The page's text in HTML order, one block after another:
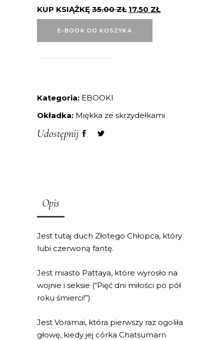
KUP KSIĄŻKĘ 35.00ZŁ 17.50 ZŁ
E-BOOK DO KOSZYKA
Kategoria: EBOOKI
Okładka: Miękka ze skrzydełkami
Udostępnij
Opis
Jest tutaj duch Złotego Chłopca, który
lubi czerwoną fantę.
Jest miasto Pattaya, które wyrosło na
wojnie i seksie (“Pięć dni miłości po pół
roku śmierci!”).
Jest Voramai, która pierwszy raz ogoliła
głowę, kiedy jej córka Chatsumarn